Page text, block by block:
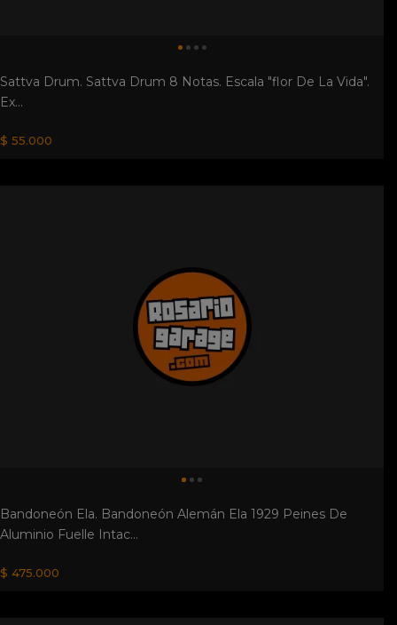
Sattva Drum. Sattva Drum 8 Notas. Escala "flor De La Vida".
Ex...
$ 55.000
Bandoneón Ela. Bandoneón Alemán Ela 1929 Peines De
Aluminio Fuelle Intac...
$ 475.000